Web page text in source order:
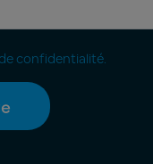
confidentialité.